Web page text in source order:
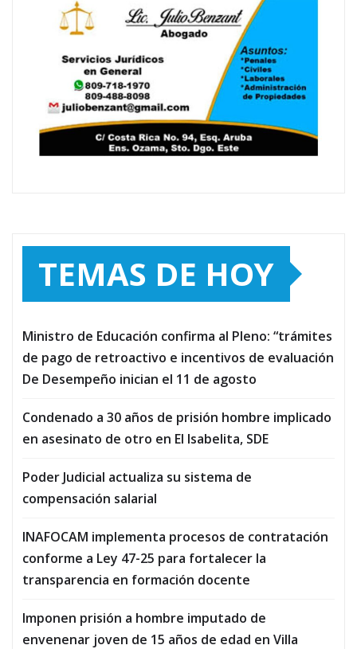
TEMAS DE HOY
Ministro de Educación confirma al Pleno: “trámites
de pago de retroactivo e incentivos de evaluación
De Desempeño inician el 11 de agosto
Condenado a 30 años de prisión hombre implicado
en asesinato de otro en El Isabelita, SDE
Poder Judicial actualiza su sistema de
compensación salarial
INAFOCAM implementa procesos de contratación
conforme a Ley 47-25 para fortalecer la
transparencia en formación docente
Imponen prisión a hombre imputado de
envenenar joven de 15 años de edad en Villa